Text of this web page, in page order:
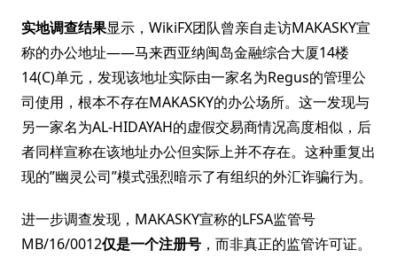
实地调查结果显示，WikiFX团队曾亲自走访MAKASKY宣
称的办公地址——马来西亚纳闽岛金融综合大厦14楼
14(C)单元，发现该地址实际由一家名为Regus的管理公
司使用，根本不存在MAKASKY的办公场所。这一发现与
另一家名为AL-HIDAYAH的虚假交易商情况高度相似，后
者同样宣称在该地址办公但实际上并不存在。这种重复出
现的”幽灵公司”模式强烈暗示了有组织的外汇诈骗行为。
进一步调查发现，MAKASKY宣称的LFSA监管号
MB/16/0012仅是一个注册号 ，而非真正的监管许可证。